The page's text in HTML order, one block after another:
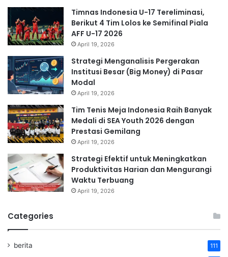
Timnas Indonesia U-17 Tereliminasi,
Berikut 4 Tim Lolos ke Semifinal Piala
AFF U-17 2026
April 19, 2026
Strategi Menganalisis Pergerakan
Institusi Besar (Big Money) di Pasar
Modal
April 19, 2026
Tim Tenis Meja Indonesia Raih Banyak
Medali di SEA Youth 2026 dengan
Prestasi Gemilang
April 19, 2026
Strategi Efektif untuk Meningkatkan
Produktivitas Harian dan Mengurangi
Waktu Terbuang
April 19, 2026
Categories
berita 111